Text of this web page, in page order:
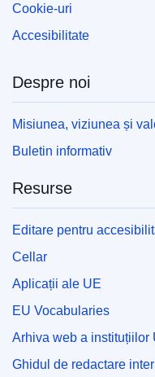
Cookie-uri
Accesibilitate
Despre noi
Misiunea, viziunea și
Buletin informativ
Resurse
Editare pentru
Cellar
Aplicații ale UE
EU Vocabularies
Arhiva web a instituțiilor
Ghidul de redactare